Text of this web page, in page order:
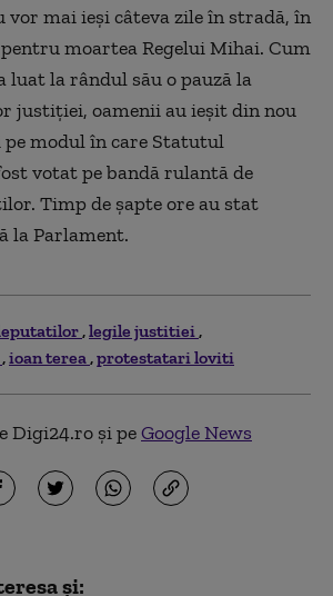
vor mai ieşi câteva zile în stradă, în
moartea Regelui Mihai. Cum
luat la rândul său o pauză la
justiţiei, oamenii au ieşit din nou
modul în care Statutul
votat pe bandă rulantă de
Timp de șapte ore au stat
la Parlament.
legile justitiei
ioan terea protestatari loviti
Digi24.ro și peGoogle News
și: